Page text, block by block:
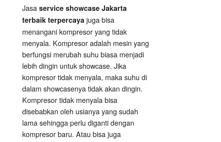
Jasa service showcase Jakarta
terbaik terpercaya juga bisa
menangani kompresor yang tidak
menyala. Kompresor adalah mesin yang
berfungsi merubah suhu biasa menjadi
lebih dingin untuk showcase. Jika
kompresor tidak menyala, maka suhu di
dalam showcasenya tidak akan dingin.
Kompresor tidak menyala bisa
disebabkan oleh usianya yang sudah
lama sehingga perlu diganti dengan
kompresor baru. Atau bisa juga